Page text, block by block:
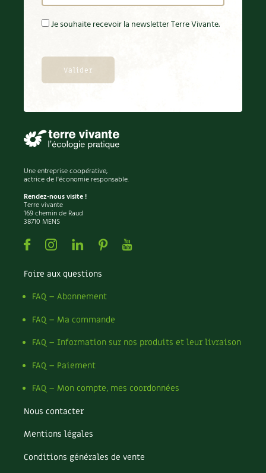
Je souhaite recevoir la newsletter Terre Vivante.
Une entreprise coopérative,
actrice de l'économie responsable.
Rendez-nous visite !
Terre vivante
169 chemin de Raud
38710 MENS
FacebookInstagramLinkedin
PinterestYoutube
Foire aux questions
FAQ – Abonnement
FAQ – Ma commande
FAQ – Information sur nos produits et leur livraison
FAQ – Paiement
FAQ – Mon compte, mes coordonnées
Nous contacter
Mentions légales
Conditions générales de vente